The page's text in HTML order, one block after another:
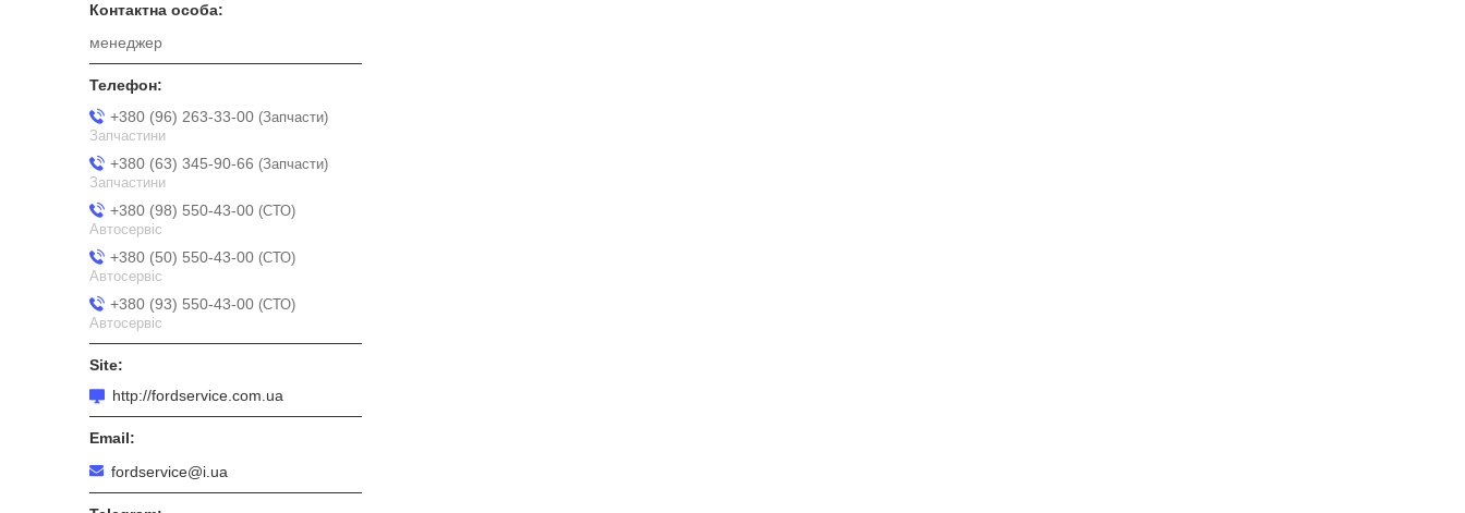
менеджер
+380 (96) 263-33-00 Запчасти
Запчастини
+380 (63) 345-90-66 Запчасти
Запчастини
+380 (98) 550-43-00 СТО
Автосервіс
+380 (50) 550-43-00 СТО
Автосервіс
+380 (93) 550-43-00 СТО
Автосервіс
http://fordservice.com.ua
fordservice@i.ua